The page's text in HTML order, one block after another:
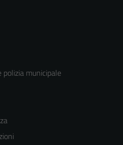
polizia municipale